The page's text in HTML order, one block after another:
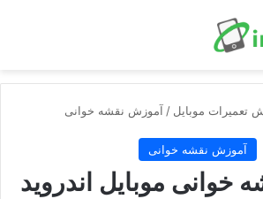
تعمیرات موبایل / آموزش نقشه خوانی
آموزش نقشه خوانی
خوانی موبایل اندروید